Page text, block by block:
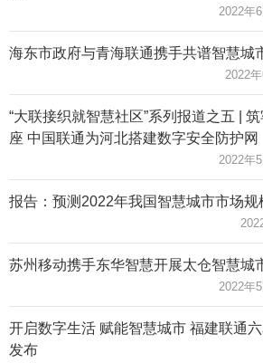
2022年
海东市政府与青海联通携手共谱智慧城
2022
“大联接织就智慧社区”系列报道之五 |
座 中国联通为河北搭建数字安全防护网
2022年
报告：预测2022年我国智慧城市市场规
苏州移动携手东华智慧开展太仓智慧城
2022年
开启数字生活 赋能智慧城市 福建联通
发布